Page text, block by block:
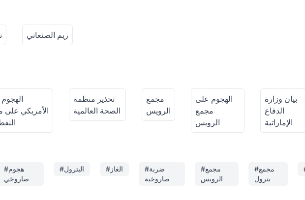
ريم الصنعاني
الهجوم
الأمريكي
تحذير منظمة
الصحة العالمية
مجمع
الرويس
الهجوم على
مجمع
الرويس
بيان وزارة
الدفاع
الإماراتية
#هجوم
صاروخي
#البترول #الغاز
#ضربة
صاروخية
#مجمع
الرويس
#مجمع
بترول